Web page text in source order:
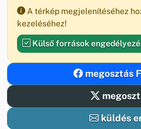
A térkép megjelenítéséhez
kezeléséhez!
Külső források
megosztás
küldés